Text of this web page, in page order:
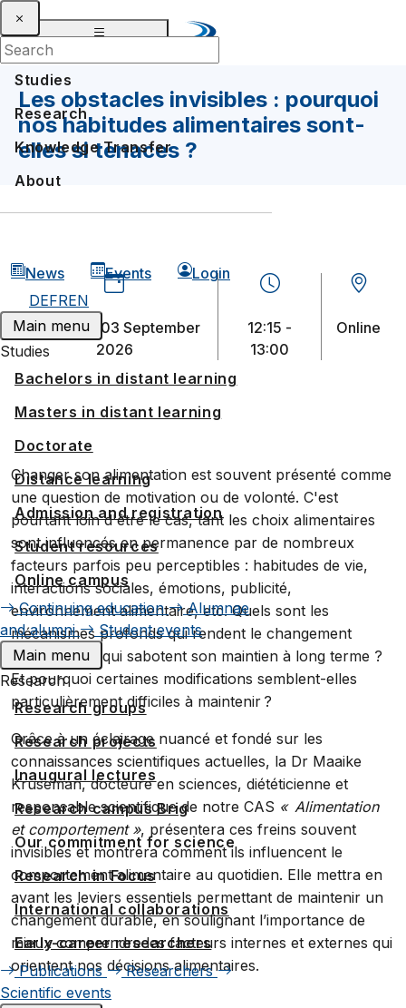
Studies
Research
Knowledge Transfer
About
News Events
Login
DEFREN
Main menu
Studies
Bachelors in distant learning
Masters in distant learning
Doctorate
Distance learning
Admission and registration
Student resources
Online campus
Continuing education
Alumnae
and alumni
Student events
Main menu
Research
Research groups
Research projects
Inaugural lectures
Research campus Brig
Our commitment for science
Research in Focus
International collaborations
Early-career researchers
Publications
Researchers
Scientific events
Les obstacles invisibles : pourquoi
nos habitudes alimentaires sont-
elles si tenaces ?
Thursday, 03 September
2026
12:15 -
13:00
Online
Changer son alimentation est souvent présenté comme
une question de motivation ou de volonté. C'est
pourtant loin d'être le cas, tant les choix alimentaires
sont influencés en permanence par de nombreux
facteurs parfois peu perceptibles : habitudes de vie,
interactions sociales, émotions, publicité,
environnement alimentaire, etc. Quels sont les
mécanismes profonds qui rendent le changement
fastidieux ou qui sabotent son maintien à long terme ?
Et pourquoi certaines modifications semblent-elles
particulièrement difficiles à maintenir ?
Grâce à un éclairage nuancé et fondé sur les
connaissances scientifiques actuelles, la Dr Maaike
Kruseman, docteure en sciences, diététicienne et
responsable scientifique de notre CAS « Alimentation
et comportement », présentera ces freins souvent
invisibles et montrera comment ils influencent le
comportement alimentaire au quotidien. Elle mettra en
avant les leviers essentiels permettant de maintenir un
changement durable, en soulignant l’importance de
mieux comprendre les facteurs internes et externes qui
orientent nos décisions alimentaires.